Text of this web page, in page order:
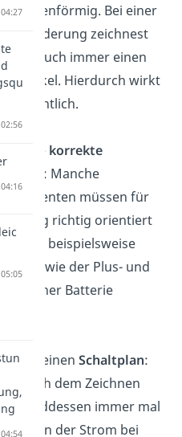
wellenförmig. Bei einer
zeichnest
auch immer einen
Winkel. Hierdurch wirkt
auf die korrekte
: Manche
müssen für
richtig orientiert
kann beispielsweise
sein, wie der Plus- und
Pol einer Batterie
ist.
deinen Schaltplan:
nach dem Zeichnen
immer mal
wohin der Strom bei